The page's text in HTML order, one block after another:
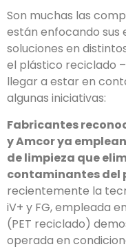
Son muchas las
están enfocando sus
soluciones en
el plástico reciclado
llegar a estar en
algunas iniciativas:
Fabricantes
y Amcor ya
de limpieza que
contaminantes del
recientemente la
iV+ y FG, empleada
(PET reciclado)
operada en